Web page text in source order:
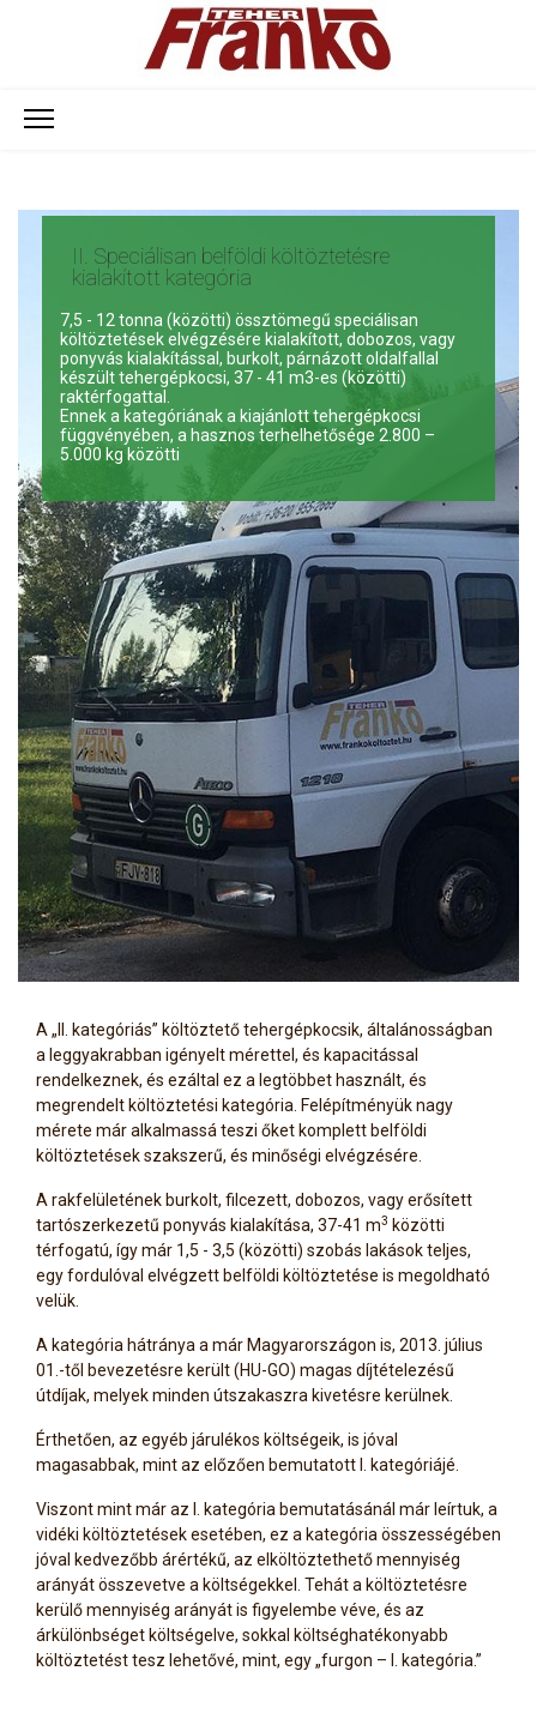
II. Speciálisan belföldi költöztetésre
kialakított kategória
7,5 - 12 tonna (közötti) össztömegű speciálisan
költöztetések elvégzésére kialakított, dobozos, vagy
ponyvás kialakítással, burkolt, párnázott oldalfallal
készült tehergépkocsi, 37 - 41 m3-es (közötti)
raktérfogattal.
Ennek a kategóriának a kiajánlott tehergépkocsi
függvényében, a hasznos terhelhetősége 2.800 –
5.000 kg közötti
A „II. kategóriás” költöztető tehergépkocsik, általánosságban
a leggyakrabban igényelt mérettel, és kapacitással
rendelkeznek, és ezáltal ez a legtöbbet használt, és
megrendelt költöztetési kategória. Felépítményük nagy
mérete már alkalmassá teszi őket komplett belföldi
költöztetések szakszerű, és minőségi elvégzésére.
A rakfelületének burkolt, filcezett, dobozos, vagy erősített
tartószerkezetű ponyvás kialakítása, 37-41 m3 közötti
térfogatú, így már 1,5 - 3,5 (közötti) szobás lakások teljes,
egy fordulóval elvégzett belföldi költöztetése is megoldható
velük.
A kategória hátránya a már Magyarországon is, 2013. július
01.-től bevezetésre került (HU-GO) magas díjtételezésű
útdíjak, melyek minden útszakaszra kivetésre kerülnek.
Érthetően, az egyéb járulékos költségeik, is jóval
magasabbak, mint az előzően bemutatott I. kategóriájé.
Viszont mint már az I. kategória bemutatásánál már leírtuk, a
vidéki költöztetések esetében, ez a kategória összességében
jóval kedvezőbb árértékű, az elköltöztethető mennyiség
arányát összevetve a költségekkel. Tehát a költöztetésre
kerülő mennyiség arányát is figyelembe véve, és az
árkülönbséget költségelve, sokkal költséghatékonyabb
költöztetést tesz lehetővé, mint, egy „furgon – I. kategória.”